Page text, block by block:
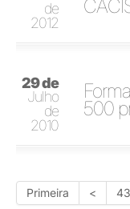
de
2012
29 de
Julho
de
2010
500
Primeira < 43